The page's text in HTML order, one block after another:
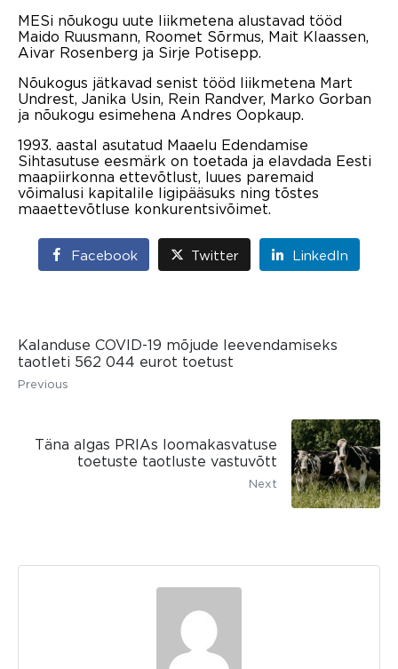
MESi nõukogu uute liikmetena alustavad tööd
Maido Ruusmann, Roomet Sõrmus, Mait Klaassen,
Aivar Rosenberg ja Sirje Potisepp.
Nõukogus jätkavad senist tööd liikmetena Mart
Undrest, Janika Usin, Rein Randver, Marko Gorban
ja nõukogu esimehena Andres Oopkaup.
1993. aastal asutatud Maaelu Edendamise
Sihtasutuse eesmärk on toetada ja elavdada Eesti
maapiirkonna ettevõtlust, luues paremaid
võimalusi kapitalile ligipääsuks ning tõstes
maaettevõtluse konkurentsivõimet.
Facebook Twitter LinkedIn
Kalanduse COVID-19 mõjude leevendamiseks
taotleti 562 044 eurot toetust
Previous
Täna algas PRIAs loomakasvatuse
toetuste taotluste vastuvõtt
Next